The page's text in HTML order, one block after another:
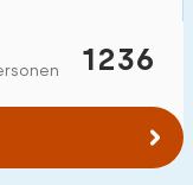
1236